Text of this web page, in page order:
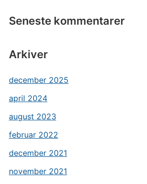
Seneste kommentarer
Arkiver
december 2025
april 2024
august 2023
februar 2022
december 2021
november 2021